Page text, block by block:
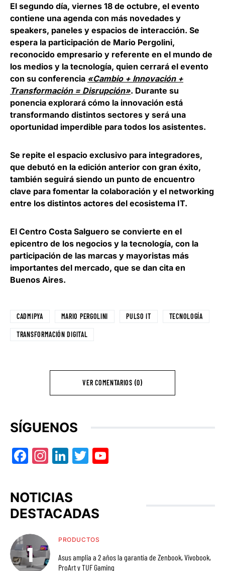
El segundo día, viernes 18 de octubre, el evento
contiene una agenda con más novedades y
speakers, paneles y espacios de interacción. Se
espera la participación de Mario Pergolini,
reconocido empresario y referente en el mundo de
los medios y la tecnología, quien cerrará el evento
con su conferencia «Cambio + Innovación +
Transformación = Disrupción». Durante su
ponencia explorará cómo la innovación está
transformando distintos sectores y será una
oportunidad imperdible para todos los asistentes.
Se repite el espacio exclusivo para integradores,
que debutó en la edición anterior con gran éxito,
también seguirá siendo un punto de encuentro
clave para fomentar la colaboración y el networking
entre los distintos actores del ecosistema IT.
El Centro Costa Salguero se convierte en el
epicentro de los negocios y la tecnología, con la
participación de las marcas y mayoristas más
importantes del mercado, que se dan cita en
Buenos Aires.
CADMIPYA MARIO PERGOLINI PULSO IT TECNOLOGÍA
TRANSFORMACIÓN DIGITAL
VER COMENTARIOS (0)
SÍGUENOS
Facebook
Instagram
LinkedIn
Twitter
NOTICIAS
DESTACADAS
PRODUCTOS
Asus amplia a 2 años la garantía de Zenbook, Vivobook,
ProArt y TUF Gaming